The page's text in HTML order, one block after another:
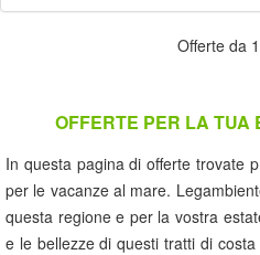
Offerte da
OFFERTE PER LA TUA
In questa pagina di offerte trovate
per le vacanze al mare.
questa regione e per la vostra
e le bellezze di questi tratti di